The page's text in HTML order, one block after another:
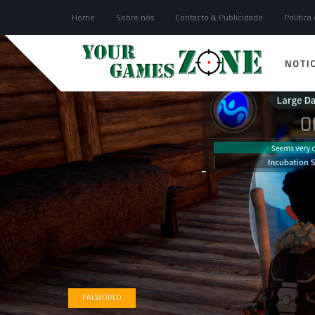
Home Sobre nós Contacto & Publicidade Politica
PALWORLD